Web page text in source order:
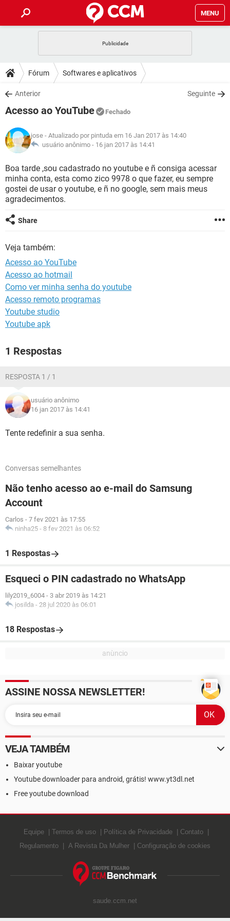
MENU
CELULAR FACEBOOK
OUTLOOK
INSTAGRAM GMAIL
GUIA DE COMPRAS
DICAS
JOGOS WHATSAPP
INSTAGRAM GMAIL
GUIA DE COMPRAS
DOWNLOADS
JOGOS WHATSAPP
CELULAR
OUTLOOK EXCEL
INSTAGRAM GMAIL
GUIA DE COMPRAS
JOGOS WHATSAPP
CELULAR
OUTLOOK EXCEL
INSTAGRAM GMAIL
GLOSSÁRIO
WHATSAPP
CELULAR FACEBOOK
OUTLOOK
INSTAGRAM
Fórum Softwares e aplicativos
Anterior Seguinte
Acesso ao YouTube Fechado
jose - Atualizado por pintuda em 16 Jan 2017 às 14:40
usuário anônimo - 16 jan 2017 às 14:41
Boa tarde ,sou cadastrado no youtube e ñ consiga acessar
minha conta, esta como zico 9978 o que fazer, eu sempre
gostei de usar o youtube, e ñ no google, sem mais meus
agradecimentos.
Share
Veja também:
Acesso ao YouTube
Acesso ao hotmail
Como ver minha senha do youtube
Acesso remoto programas
Youtube studio
Youtube apk
1 Respostas
RESPOSTA 1 / 1
usuário anônimo
16 jan 2017 às 14:41
Tente redefinir a sua senha.
Conversas semelhantes
Não tenho acesso ao e-mail do Samsung
Account
Carlos - 7 fev 2021 às 17:55
ninha25 - 8 fev 2021 às 06:52
1 Respostas
Esqueci o PIN cadastrado no WhatsApp
lily2019_6004 - 3 abr 2019 às 14:21
josilda - 28 jul 2020 às 06:01
18 Respostas
ASSINE NOSSA NEWSLETTER!
VEJA TAMBÉM
Baixar youtube
Youtube downloader para android, grátis! www.yt3dl.net
Free youtube download
Equipe Termos de uso Política de Privacidade
Contato
Regulamento
A Revista Da Mulher Configuração de cookies
saude.ccm.net